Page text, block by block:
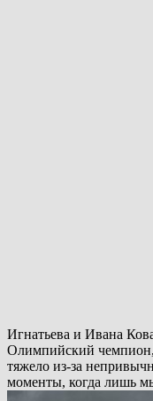
Игнатьева и Ивана
Олимпийский чемпион,
тяжело из-за
моменты, когда лишь